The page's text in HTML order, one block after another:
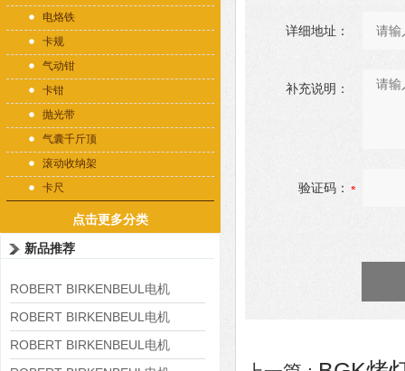
电烙铁
卡规
气动钳
卡钳
抛光带
气囊千斤顶
滚动收纳架
卡尺
点击更多分类
新品推荐
ROBERT BIRKENBEUL电机
8APE225M-4-IE3
ROBERT BIRKENBEUL电机
8APE180L-4 IE3
ROBERT BIRKENBEUL电机
详细地址：
补充说明：
验证码：